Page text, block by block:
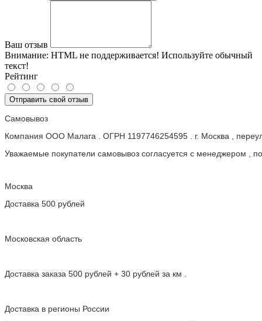
Ваш отзыв
Внимание: HTML не поддерживается! Используйте обычный
текст!
Рейтинг
Отправить свой отзыв
Самовывоз
Компания ООО Малага . ОГРН 1197746254595 . г. Москва ,
Уважаемые покупатели самовывоз согласуется с менеджером ,
Москва
Доставка 500 рублей
Московская область
Доставка заказа 500 рублей + 30 рублей за км .
Доставка в регионы России